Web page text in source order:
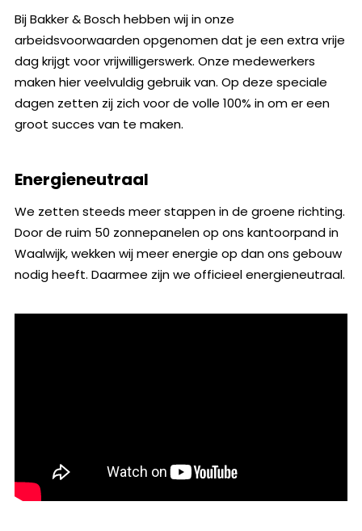
Bij Bakker & Bosch hebben wij in onze
arbeidsvoorwaarden opgenomen dat je een extra vrije
dag krijgt voor vrijwilligerswerk. Onze medewerkers
maken hier veelvuldig gebruik van. Op deze speciale
dagen zetten zij zich voor de volle 100% in om er een
groot succes van te maken.
Energieneutraal
We zetten steeds meer stappen in de groene richting.
Door de ruim 50 zonnepanelen op ons kantoorpand in
Waalwijk, wekken wij meer energie op dan ons gebouw
nodig heeft. Daarmee zijn we officieel energieneutraal.